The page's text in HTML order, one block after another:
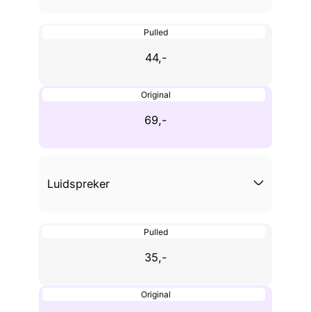
Pulled
44,-
Original
69,-
Luidspreker
Pulled
35,-
Original